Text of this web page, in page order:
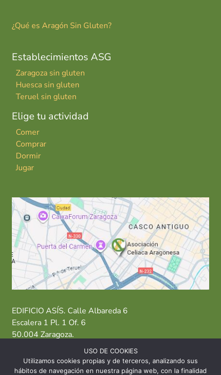
¿Qué es Aragón Sin Gluten?
Establecimientos ASG
Zaragoza sin gluten
Huesca sin gluten
Teruel sin gluten
Elige tu actividad
Comer
Comprar
Dormir
Jugar
EDIFICIO ASÍS. Calle Albareda 6
Escalera 1 Pl. 1 Of. 6
50.004 Zaragoza.
T: 976 484 949 M: 635 638 563
USO DE COOKIES
Utilizamos cookies propias y de terceros, analizando sus
hábitos de navegación en nuestra página web, con la finalidad